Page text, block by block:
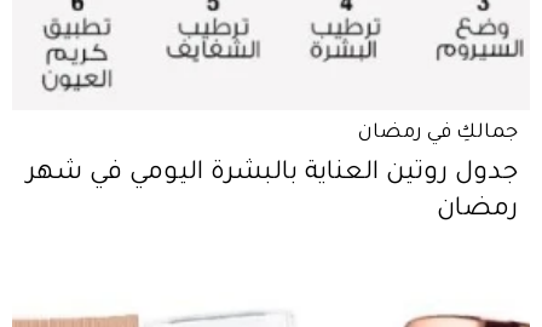
جمالكِ في رمضان
جدول روتين العناية بالبشرة اليومي في شهر
رمضان